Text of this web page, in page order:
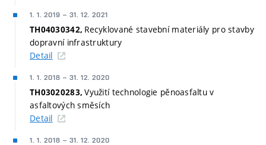
1. 1. 2019 – 31. 12. 2021
TH04030342, Recyklované stavební materiály pro stavby
dopravní infrastruktury
Detail
1. 1. 2018 – 31. 12. 2020
TH03020283,Využití technologie pěnoasfaltu v
asfaltových směsích
Detail
1. 1. 2018 – 31. 12. 2020